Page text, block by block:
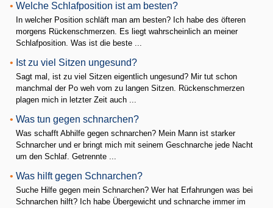
• Welche Schlafposition ist am besten?
In welcher Position schläft man am besten? Ich habe des öfteren
morgens Rückenschmerzen. Es liegt wahrscheinlich an meiner
Schlafposition. Was ist die beste ...
• Ist zu viel Sitzen ungesund?
Sagt mal, ist zu viel Sitzen eigentlich ungesund? Mir tut schon
manchmal der Po weh vom zu langen Sitzen. Rückenschmerzen
plagen mich in letzter Zeit auch ...
• Was tun gegen schnarchen?
Was schafft Abhilfe gegen schnarchen? Mein Mann ist starker
Schnarcher und er bringt mich mit seinem Geschnarche jede Nacht
um den Schlaf. Getrennte ...
• Was hilft gegen Schnarchen?
Suche Hilfe gegen mein Schnarchen? Wer hat Erfahrungen was bei
Schnarchen hilft? Ich habe Übergewicht und schnarche immer im